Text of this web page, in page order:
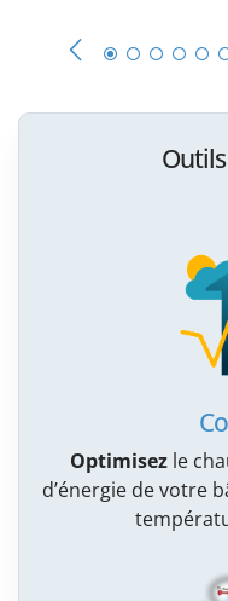
Optimisez le
d’énergie de votre